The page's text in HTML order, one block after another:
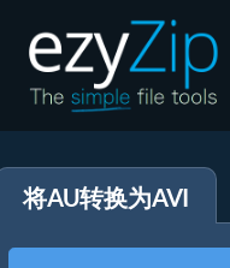
解压
将AU转换为AVI